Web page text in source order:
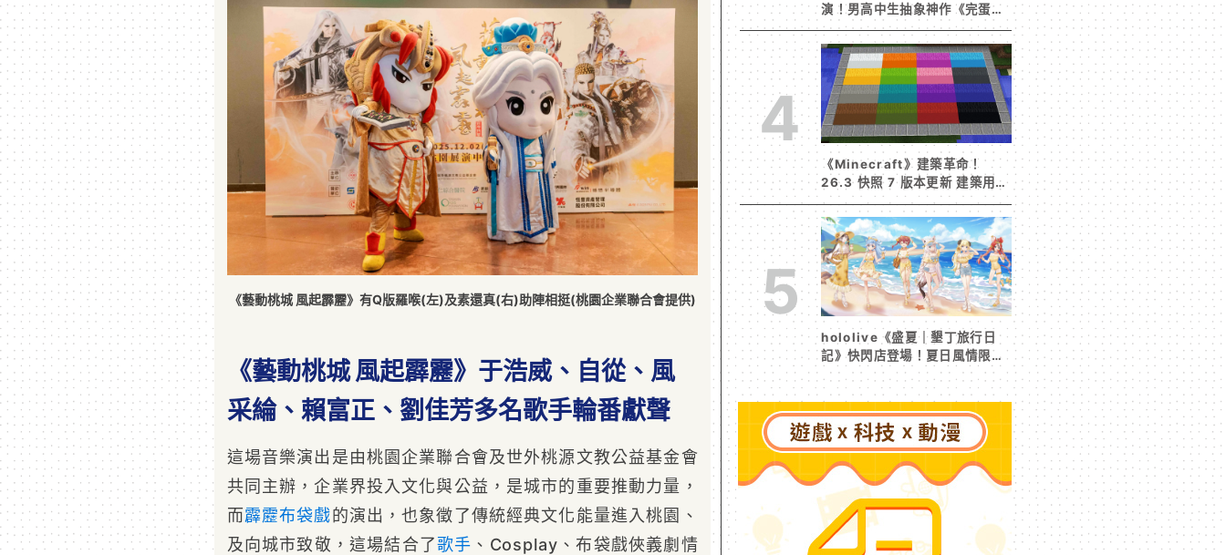
《藝動桃城 風起霹靂》有Q版羅喉(左)及素還真(右)助陣相挺(桃園企業聯合會提供)
《藝動桃城 風起霹靂》于浩威、自從、風
采綸、賴富正、劉佳芳多名歌手輪番獻聲
這場音樂演出是由桃園企業聯合會及世外桃源文教公益基金會
共同主辦，企業界投入文化與公益，是城市的重要推動力量，
而霹靂布袋戲的演出，也象徵了傳統經典文化能量進入桃園、
及向城市致敬，這場結合了歌手 、Cosplay、布袋戲俠義劇情
演！男高中生抽象神作《完蛋！
我被男同學包圍了》突然爆紅
4
《Minecraft》建築革命！
26.3 快照 7 版本更新 建築用方
塊家族迎來新成員 混凝土階梯&
半磚震撼登場！
5
hololive《盛夏｜墾丁旅行日
記》快閃店登場！夏日風情限定
周邊首度公開